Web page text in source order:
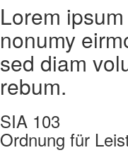
Lorem
nonumy
sed diam
rebum.
SIA 103
Ordnung für